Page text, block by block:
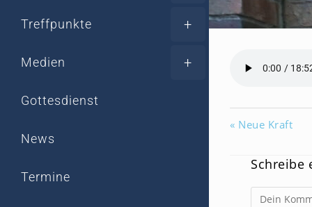
Treffpunkte
Medien
Gottesdienst
News
Termine
« Neue Kraft
Schreibe
Kommentar